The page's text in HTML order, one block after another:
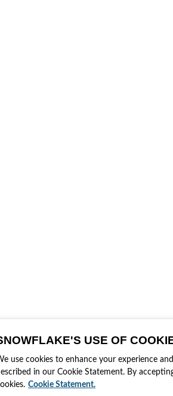
USE OF
use cookies to enhance your experience
in our Cookie Statement. By
Cookie Statement.